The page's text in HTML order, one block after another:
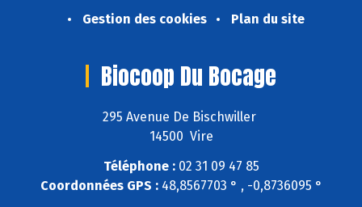
Gestion des cookies
Plan du site
Biocoop Du Bocage
295 Avenue De Bischwiller
14500 Vire
Téléphone :02 31 09 47 85
Coordonnées GPS :48,8567703 ° , -0,8736095 °